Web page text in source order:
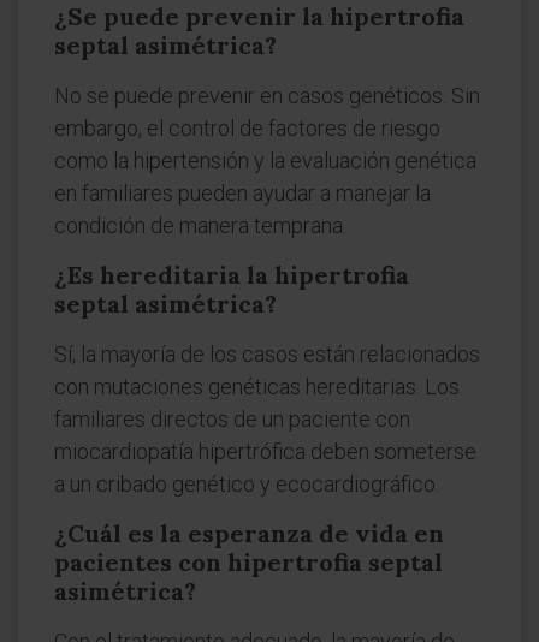
¿Se puede prevenir la hipertrofia
septal asimétrica?
No se puede prevenir en casos genéticos. Sin
embargo, el control de factores de riesgo
como la hipertensión y la evaluación genética
en familiares pueden ayudar a manejar la
condición de manera temprana.
¿Es hereditaria la hipertrofia
septal asimétrica?
Sí, la mayoría de los casos están relacionados
con mutaciones genéticas hereditarias. Los
familiares directos de un paciente con
miocardiopatía hipertrófica deben someterse
a un cribado genético y ecocardiográfico.
¿Cuál es la esperanza de vida en
pacientes con hipertrofia septal
asimétrica?